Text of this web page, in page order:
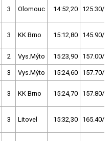
3 Olomouc 14:52,20 125.30/
3 KK Brno 15:12,80 145.90/
2 Vys.Mýto 15:23,90 157.00/
3 Vys.Mýto 15:24,60 157.70/
3 KK Brno 15:24,70 157.80/
3 Litovel 15:32,30 165.40/